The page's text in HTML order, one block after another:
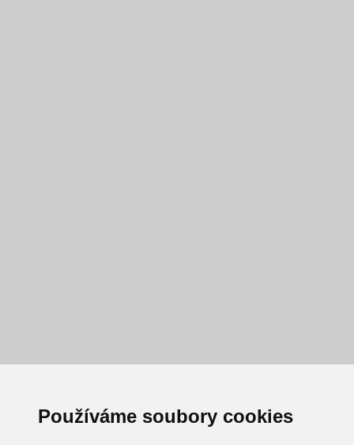
Používáme soubory cookies